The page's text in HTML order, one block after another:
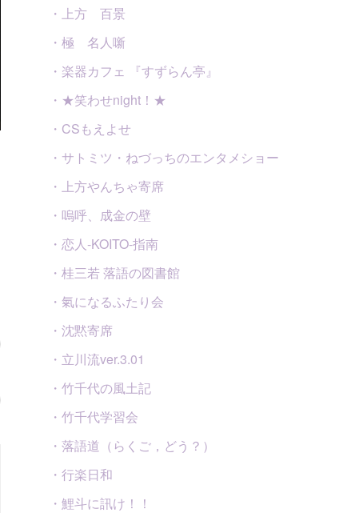
・上方 百景
・極 名人噺
・楽器カフェ 『すずらん亭』
・★笑わせnight！★
・CSもえよせ
・サトミツ・ねづっちのエンタメショー
・上方やんちゃ寄席
・嗚呼、成金の壁
・恋人-KOITO-指南
・桂三若 落語の図書館
・氣になるふたり会
・沈黙寄席
・立川流ver.3.01
・竹千代の風土記
・竹千代学習会
・落語道（らくご，どう？）
・行楽日和
・鯉斗に訊け！！